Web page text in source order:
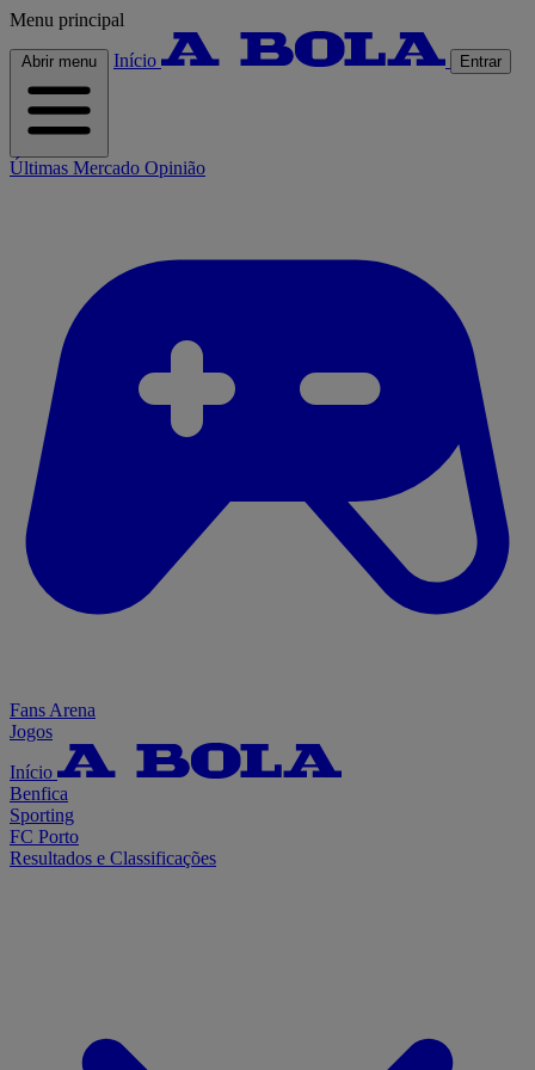
Menu principal
Abrir menu Início Entrar
Últimas Mercado Opinião
Fans Arena
Jogos
Início
Benfica
Sporting
FC Porto
Resultados e Classificações